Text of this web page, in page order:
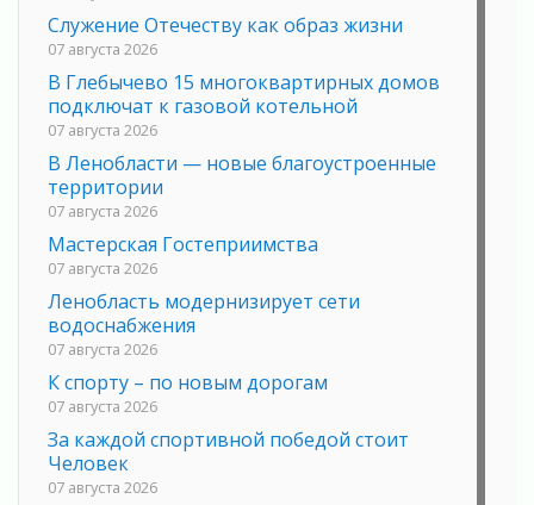
Служение Отечеству как образ жизни
07 августа 2026
В Глебычево 15 многоквартирных домов
подключат к газовой котельной
07 августа 2026
В Ленобласти — новые благоустроенные
территории
07 августа 2026
Мастерская Гостеприимства
07 августа 2026
Ленобласть модернизирует сети
водоснабжения
07 августа 2026
К спорту – по новым дорогам
07 августа 2026
За каждой спортивной победой стоит
Человек
07 августа 2026